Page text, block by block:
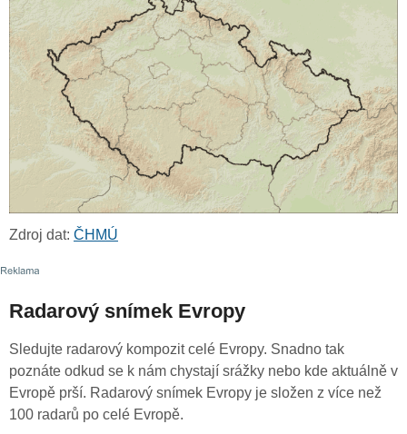
Zdroj dat: ČHMÚ
Radarový snímek Evropy
Sledujte radarový kompozit celé Evropy. Snadno tak
poznáte odkud se k nám chystají srážky nebo kde aktuálně v
Evropě prší. Radarový snímek Evropy je složen z více než
100 radarů po celé Evropě.